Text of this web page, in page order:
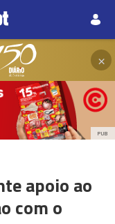
×
PUB
apoio ao
com o